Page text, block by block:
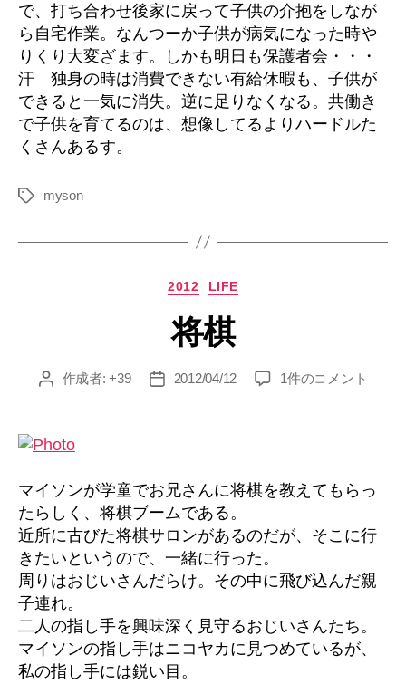
で、打ち合わせ後家に戻って子供の介抱をしなが
ら自宅作業。なんつーか子供が病気になった時や
りくり大変ざます。しかも明日も保護者会・・・
汗 独身の時は消費できない有給休暇も、子供が
できると一気に消失。逆に足りなくなる。共働き
で子供を育てるのは、想像してるよりハードルた
くさんあるす。
タ
myson
カ
ゴ
リ
2012 LIFE
将棋
投 作成者:+39
投
2012/04/12
将
1件のコメント
マイソンが学童でお兄さんに将棋を教えてもらっ
たらしく、将棋ブームである。
近所に古びた将棋サロンがあるのだが、そこに行
きたいというので、一緒に行った。
周りはおじいさんだらけ。その中に飛び込んだ親
子連れ。
二人の指し手を興味深く見守るおじいさんたち。
マイソンの指し手はニコヤカに見つめているが、
私の指し手には鋭い目。